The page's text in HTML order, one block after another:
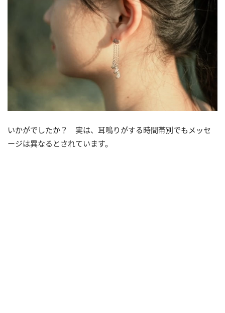
いかがでしたか？ 実は、耳鳴りがする時間帯別でもメッセ
ージは異なるとされています。